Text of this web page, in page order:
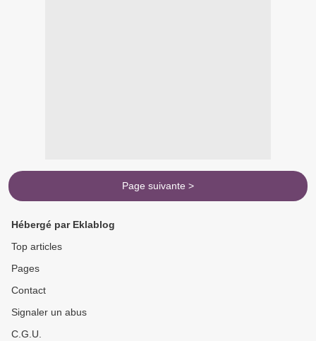
Page suivante >
Hébergé par Eklablog
Top articles
Pages
Contact
Signaler un abus
C.G.U.